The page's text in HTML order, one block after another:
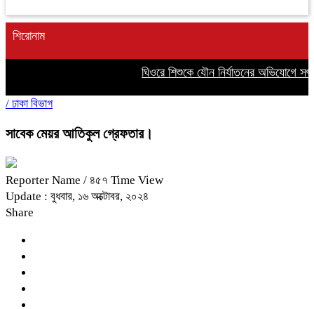
শিরোনাম
ঘিওরে শিশুকে যৌন নির্যাতনের অভিযোগে সৎ
/ ঢাকা বিভাগ
সাবেক মেয়র আতিকুল গ্রেফতার।
Reporter Name / ৪৫৭ Time View
Update : বুধবার, ১৬ অক্টোবর, ২০২৪
Share